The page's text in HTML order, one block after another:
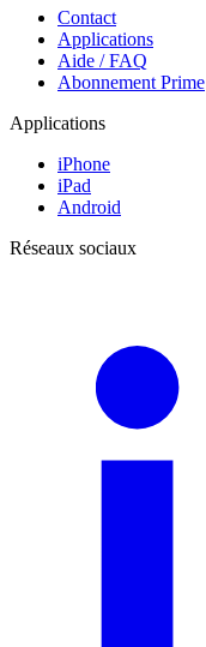
Contact
Applications
Aide / FAQ
Abonnement Prime
Applications
iPhone
iPad
Android
Réseaux sociaux